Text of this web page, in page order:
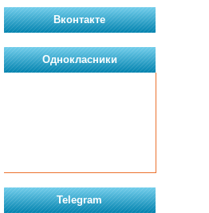
Вконтакте
Однокласники
Telegram